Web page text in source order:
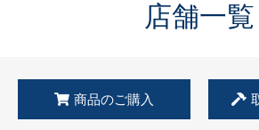
店舗一覧
商品のご購入